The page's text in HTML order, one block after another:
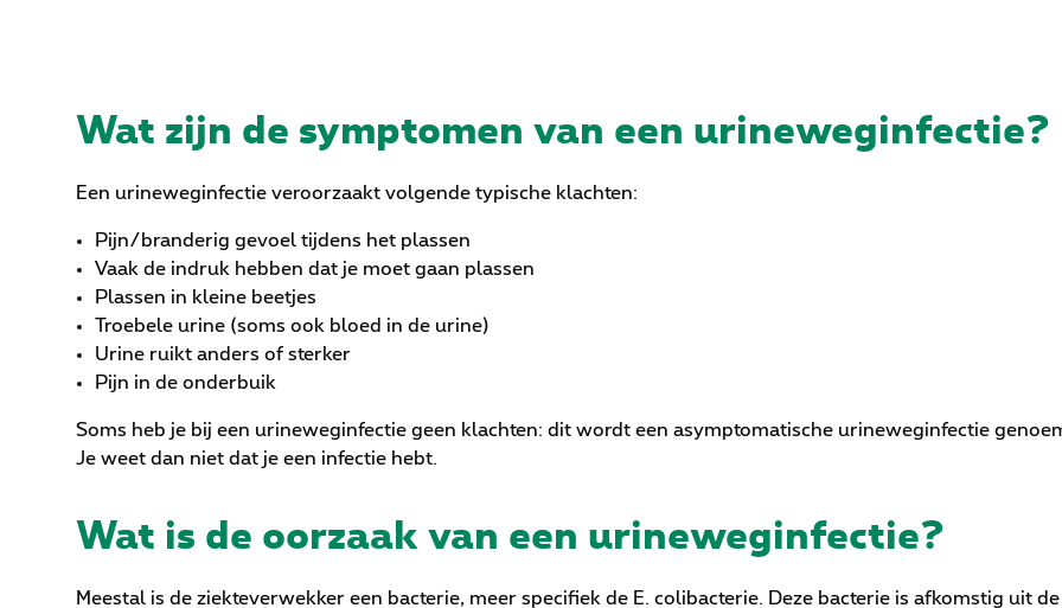
Wat zijn de symptomen van een urineweginfectie?
Een urineweginfectie veroorzaakt volgende typische klachten:
Pijn/branderig gevoel tijdens het plassen
Vaak de indruk hebben dat je moet gaan plassen
Plassen in kleine beetjes
Troebele urine (soms ook bloed in de urine)
Urine ruikt anders of sterker
Pijn in de onderbuik
Soms heb je bij een urineweginfectie geen klachten: dit wordt een asymptomatische urineweginfectie
Je weet dan niet dat je een infectie hebt.
Wat is de oorzaak van een urineweginfectie?
Meestal is de ziekteverwekker een bacterie, meer specifiek de E. colibacterie. Deze bacterie is afkomstig uit de